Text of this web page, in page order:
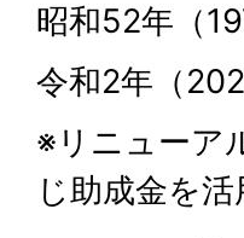
昭和52年（
令和2年（
※リニューア
じ助成金を活